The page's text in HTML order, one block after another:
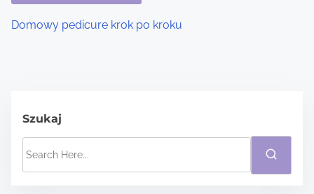
Domowy pedicure krok po kroku
Szukaj